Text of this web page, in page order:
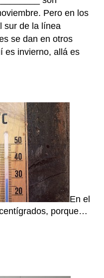
Pero en los
sur de la línea
se dan en otros
es invierno, allá es
En el
porque…